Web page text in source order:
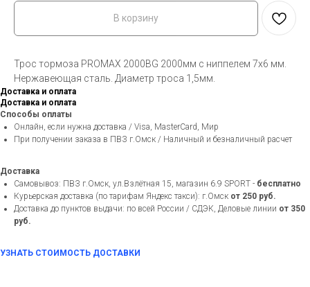
В корзину
Трос тормоза PROMAX 2000BG 2000мм с ниппелем 7х6 мм.
Нержавеющая сталь. Диаметр троса 1,5мм.
Доставка и оплата
Доставка и оплата
Способы оплаты
Онлайн, если нужна доставка / Visa, MasterCard, Мир
При получении заказа в ПВЗ г.Омск / Наличный и безналичный расчет
Доставка
Самовывоз: ПВЗ г.Омск, ул.Взлётная 15, магазин 6.9 SPORT - бесплатно
Курьерская доставка (по тарифам Яндекс такси): г.Омск от 250 руб.
Доставка до пунктов выдачи: по всей России / СДЭК, Деловые линии от 350
руб.
УЗНАТЬ СТОИМОСТЬ ДОСТАВКИ